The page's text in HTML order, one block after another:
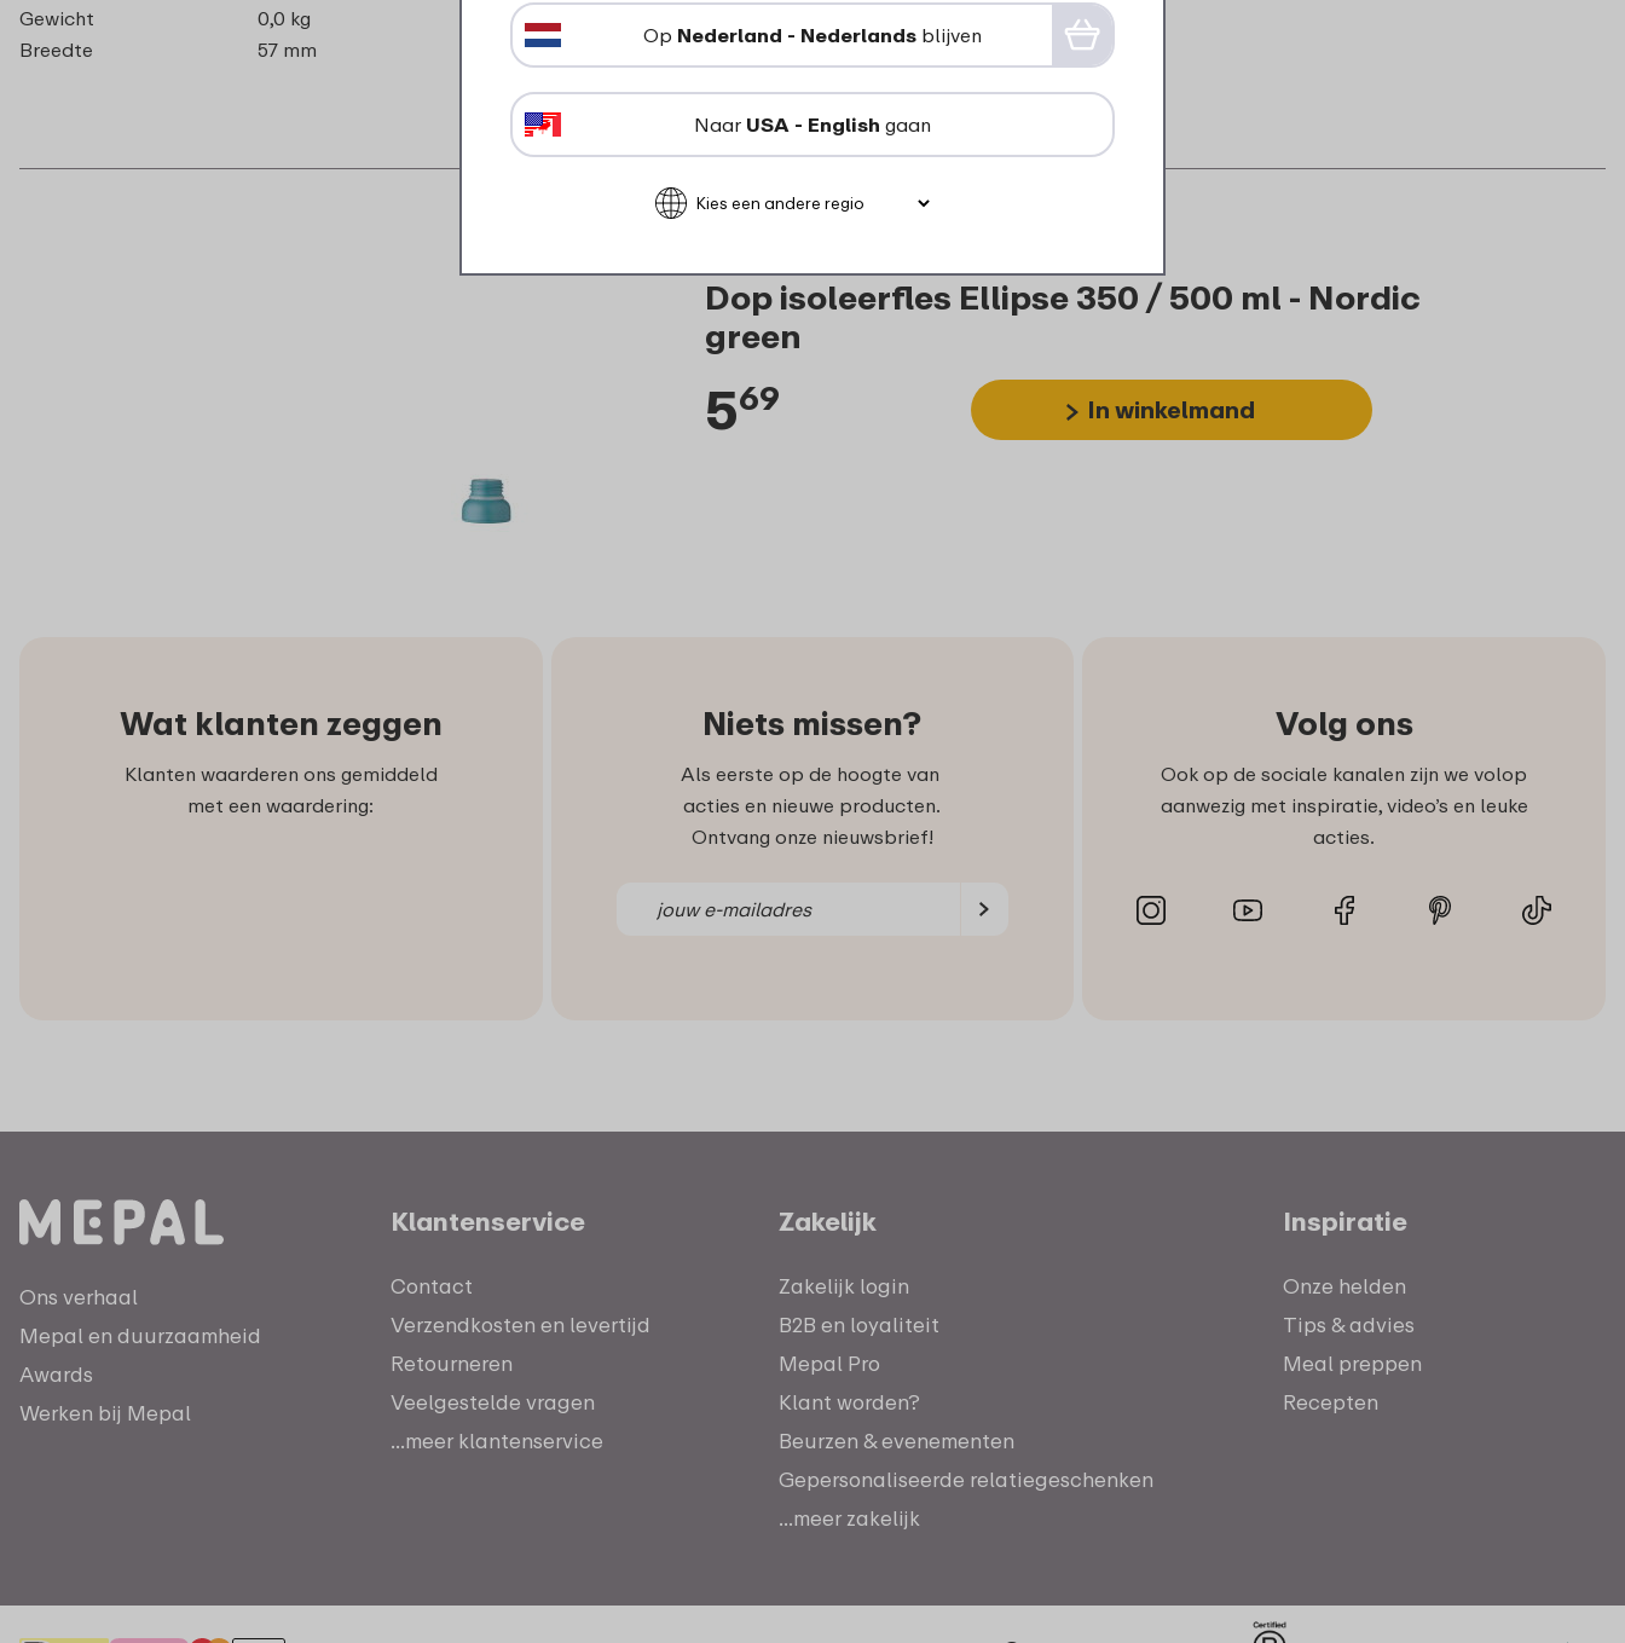
Gewicht
0,0 kg
Breedte
57 mm
Dop isoleerfles Ellipse 350 / 500 ml - Nordic
green
569 In winkelmand
Wat klanten zeggen
Klanten waarderen ons gemiddeld
met een waardering:
Niets missen?
Als eerste op de hoogte van
acties en nieuwe producten.
Ontvang onze nieuwsbrief!
Volg ons
Ook op de sociale kanalen zijn we volop
aanwezig met inspiratie, video’s en leuke
acties.
Ons verhaal
Mepal en duurzaamheid
Awards
Werken bij Mepal
Klantenservice
Contact
Verzendkosten en levertijd
Retourneren
Veelgestelde vragen
...meer klantenservice
Zakelijk
Zakelijk login
B2B en loyaliteit
Mepal Pro
Klant worden?
Beurzen & evenementen
Gepersonaliseerde relatiegeschenken
...meer zakelijk
Inspiratie
Onze helden
Tips & advies
Meal preppen
Recepten
Op Nederland - Nederlands blijven
Naar USA - English gaan